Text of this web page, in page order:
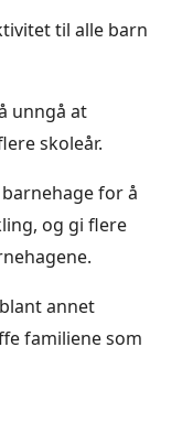
til alle barn
unngå at
skoleår.
for å
og gi flere
annet
familiene som